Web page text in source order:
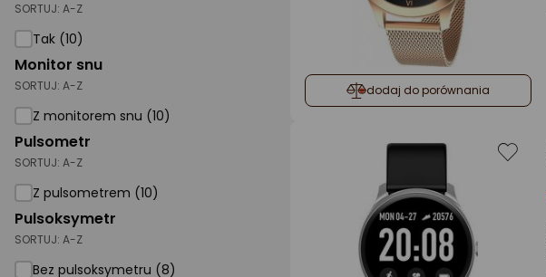
SORTUJ: A-Z
Tak (10)
Monitor snu
SORTUJ: A-Z
Z monitorem snu (10)
Pulsometr
SORTUJ: A-Z
Z pulsometrem (10)
Pulsoksymetr
SORTUJ: A-Z
Bez pulsoksymetru (8)
dodaj do porównania